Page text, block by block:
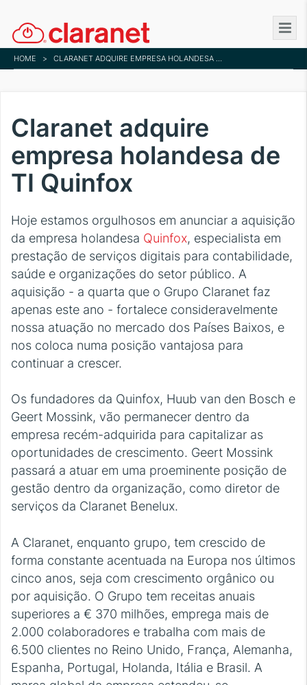
to
main
content
HOME > CLARANET ADQUIRE EMPRESA HOLANDESA DE TI QUINFOX
Claranet adquire
empresa holandesa de
TI Quinfox
Hoje estamos orgulhosos em anunciar a aquisição
da empresa holandesa Quinfox, especialista em
prestação de serviços digitais para contabilidade,
saúde e organizações do setor público. A
aquisição - a quarta que o Grupo Claranet faz
apenas este ano - fortalece consideravelmente
nossa atuação no mercado dos Países Baixos, e
nos coloca numa posição vantajosa para
continuar a crescer.
Os fundadores da Quinfox, Huub van den Bosch e
Geert Mossink, vão permanecer dentro da
empresa recém-adquirida para capitalizar as
oportunidades de crescimento. Geert Mossink
passará a atuar em uma proeminente posição de
gestão dentro da organização, como diretor de
serviços da Claranet Benelux.
A Claranet, enquanto grupo, tem crescido de
forma constante acentuada na Europa nos últimos
cinco anos, seja com crescimento orgânico ou
por aquisição. O Grupo tem receitas anuais
superiores a € 370 milhões, emprega mais de
2.000 colaboradores e trabalha com mais de
6.500 clientes no Reino Unido, França, Alemanha,
Espanha, Portugal, Holanda, Itália e Brasil. A